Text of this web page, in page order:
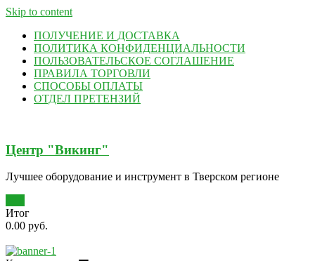
Skip to content
ПОЛУЧЕНИЕ И ДОСТАВКА
ПОЛИТИКА КОНФИДЕНЦИАЛЬНОСТИ
ПОЛЬЗОВАТЕЛЬСКОЕ СОГЛАШЕНИЕ
ПРАВИЛА ТОРГОВЛИ
СПОСОБЫ ОПЛАТЫ
ОТДЕЛ ПРЕТЕНЗИЙ
Центр "Викинг"
Лучшее оборудование и инструмент в Тверском регионе
Итог
0.00 руб.